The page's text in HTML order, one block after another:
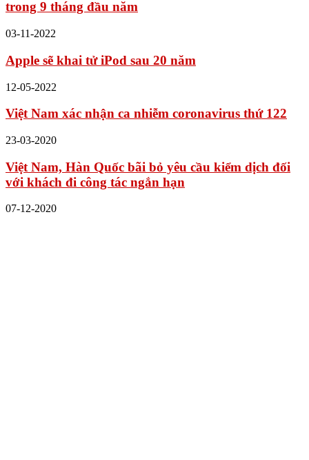
trong 9 tháng đầu năm
03-11-2022
Apple sẽ khai tử iPod sau 20 năm
12-05-2022
Việt Nam xác nhận ca nhiễm coronavirus thứ 122
23-03-2020
Việt Nam, Hàn Quốc bãi bỏ yêu cầu kiểm dịch đối
với khách đi công tác ngắn hạn
07-12-2020